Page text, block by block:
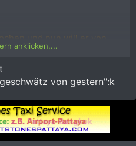
und nun will er von
nicht ums
anklicken....
von gestern":k